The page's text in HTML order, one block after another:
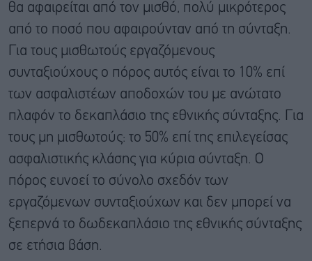
θα αφαιρείται από τον μισθό, πολύ μικρότερος
από το ποσό που αφαιρούνταν από τη σύνταξη.
Για τους μισθωτούς εργαζόμενους
συνταξιούχους ο πόρος αυτός είναι το 10% επί
των ασφαλιστέων αποδοχών του με ανώτατο
πλαφόν το δεκαπλάσιο της εθνικής σύνταξης. Για
τους μη μισθωτούς: το 50% επί της επιλεγείσας
ασφαλιστικής κλάσης για κύρια σύνταξη. Ο
πόρος ευνοεί το σύνολο σχεδόν των
εργαζόμενων συνταξιούχων και δεν μπορεί να
ξεπερνά το δωδεκαπλάσιο της εθνικής σύνταξης
σε ετήσια βάση.